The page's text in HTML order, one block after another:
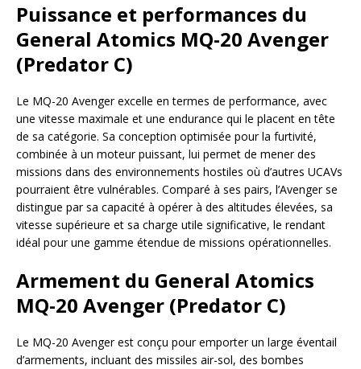
Puissance et performances du
General Atomics MQ-20 Avenger
(Predator C)
Le MQ-20 Avenger excelle en termes de performance, avec
une vitesse maximale et une endurance qui le placent en tête
de sa catégorie. Sa conception optimisée pour la furtivité,
combinée à un moteur puissant, lui permet de mener des
missions dans des environnements hostiles où d’autres UCAVs
pourraient être vulnérables. Comparé à ses pairs, l’Avenger se
distingue par sa capacité à opérer à des altitudes élevées, sa
vitesse supérieure et sa charge utile significative, le rendant
idéal pour une gamme étendue de missions opérationnelles.
Armement du General Atomics
MQ-20 Avenger (Predator C)
Le MQ-20 Avenger est conçu pour emporter un large éventail
d’armements, incluant des missiles air-sol, des bombes